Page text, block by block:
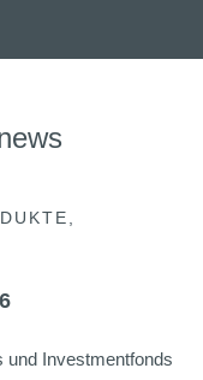
und Investmentfonds